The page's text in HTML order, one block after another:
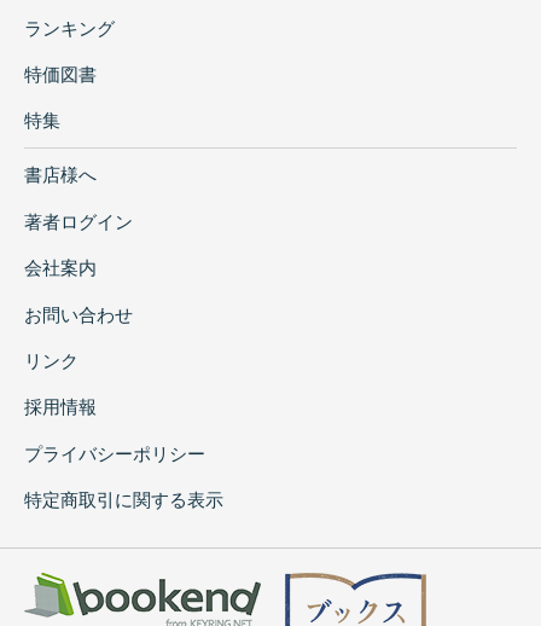
ランキング
特価図書
特集
書店様へ
著者ログイン
会社案内
お問い合わせ
リンク
採用情報
プライバシーポリシー
特定商取引に関する表示